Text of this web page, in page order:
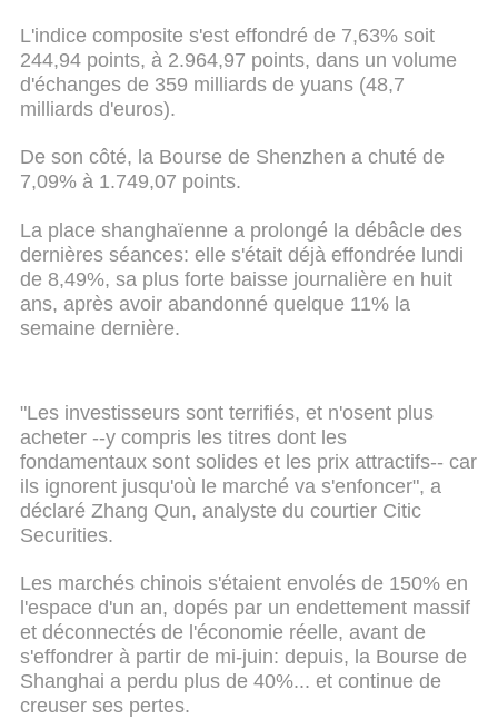
L'indice composite s'est effondré de 7,63% soit
244,94 points, à 2.964,97 points, dans un volume
d'échanges de 359 milliards de yuans (48,7
milliards d'euros).
De son côté, la Bourse de Shenzhen a chuté de
7,09% à 1.749,07 points.
La place shanghaïenne a prolongé la débâcle des
dernières séances: elle s'était déjà effondrée lundi
de 8,49%, sa plus forte baisse journalière en huit
ans, après avoir abandonné quelque 11% la
semaine dernière.
"Les investisseurs sont terrifiés, et n'osent plus
acheter --y compris les titres dont les
fondamentaux sont solides et les prix attractifs-- car
ils ignorent jusqu'où le marché va s'enfoncer", a
déclaré Zhang Qun, analyste du courtier Citic
Securities.
Les marchés chinois s'étaient envolés de 150% en
l'espace d'un an, dopés par un endettement massif
et déconnectés de l'économie réelle, avant de
s'effondrer à partir de mi-juin: depuis, la Bourse de
Shanghai a perdu plus de 40%... et continue de
creuser ses pertes.